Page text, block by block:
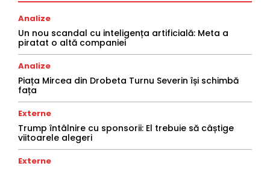
Analize
Un nou scandal cu inteligența artificială: Meta a
piratat o altă companiei
Analize
Piața Mircea din Drobeta Turnu Severin își schimbă
fața
Externe
Trump întâlnire cu sponsorii: El trebuie să câștige
viitoarele alegeri
Externe